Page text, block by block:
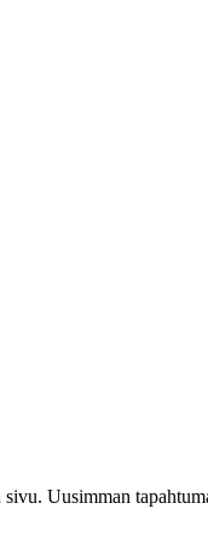
Uusimman